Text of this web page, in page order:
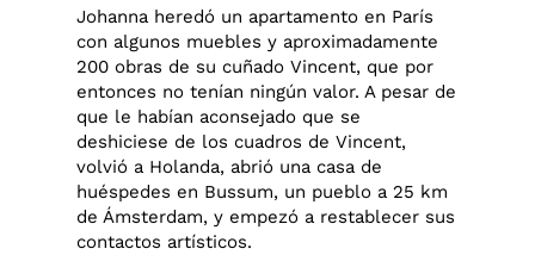
Johanna heredó un apartamento en París
con algunos muebles y aproximadamente
200 obras de su cuñado Vincent, que por
entonces no tenían ningún valor. A pesar de
que le habían aconsejado que se
deshiciese de los cuadros de Vincent,
volvió a Holanda, abrió una casa de
huéspedes en Bussum, un pueblo a 25 km
de Ámsterdam, y empezó a restablecer sus
contactos artísticos.